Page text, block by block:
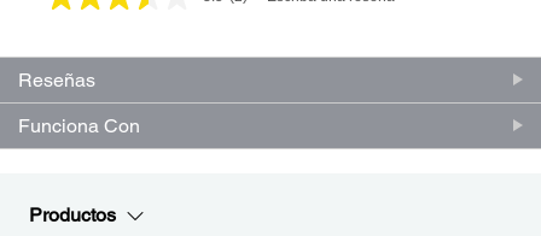
Lea
Enlace
la
Reseñas
Funciona Con
Productos